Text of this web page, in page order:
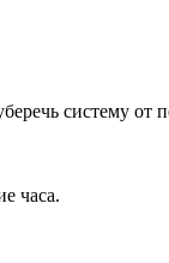
систему от
часа.